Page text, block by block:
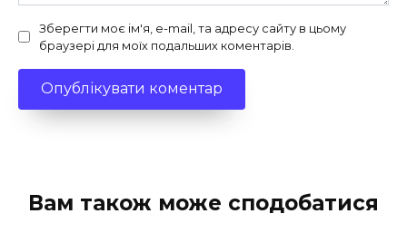
Зберегти моє ім'я, e-mail, та адресу сайту в цьому
браузері для моїх подальших коментарів.
Вам також може сподобатися